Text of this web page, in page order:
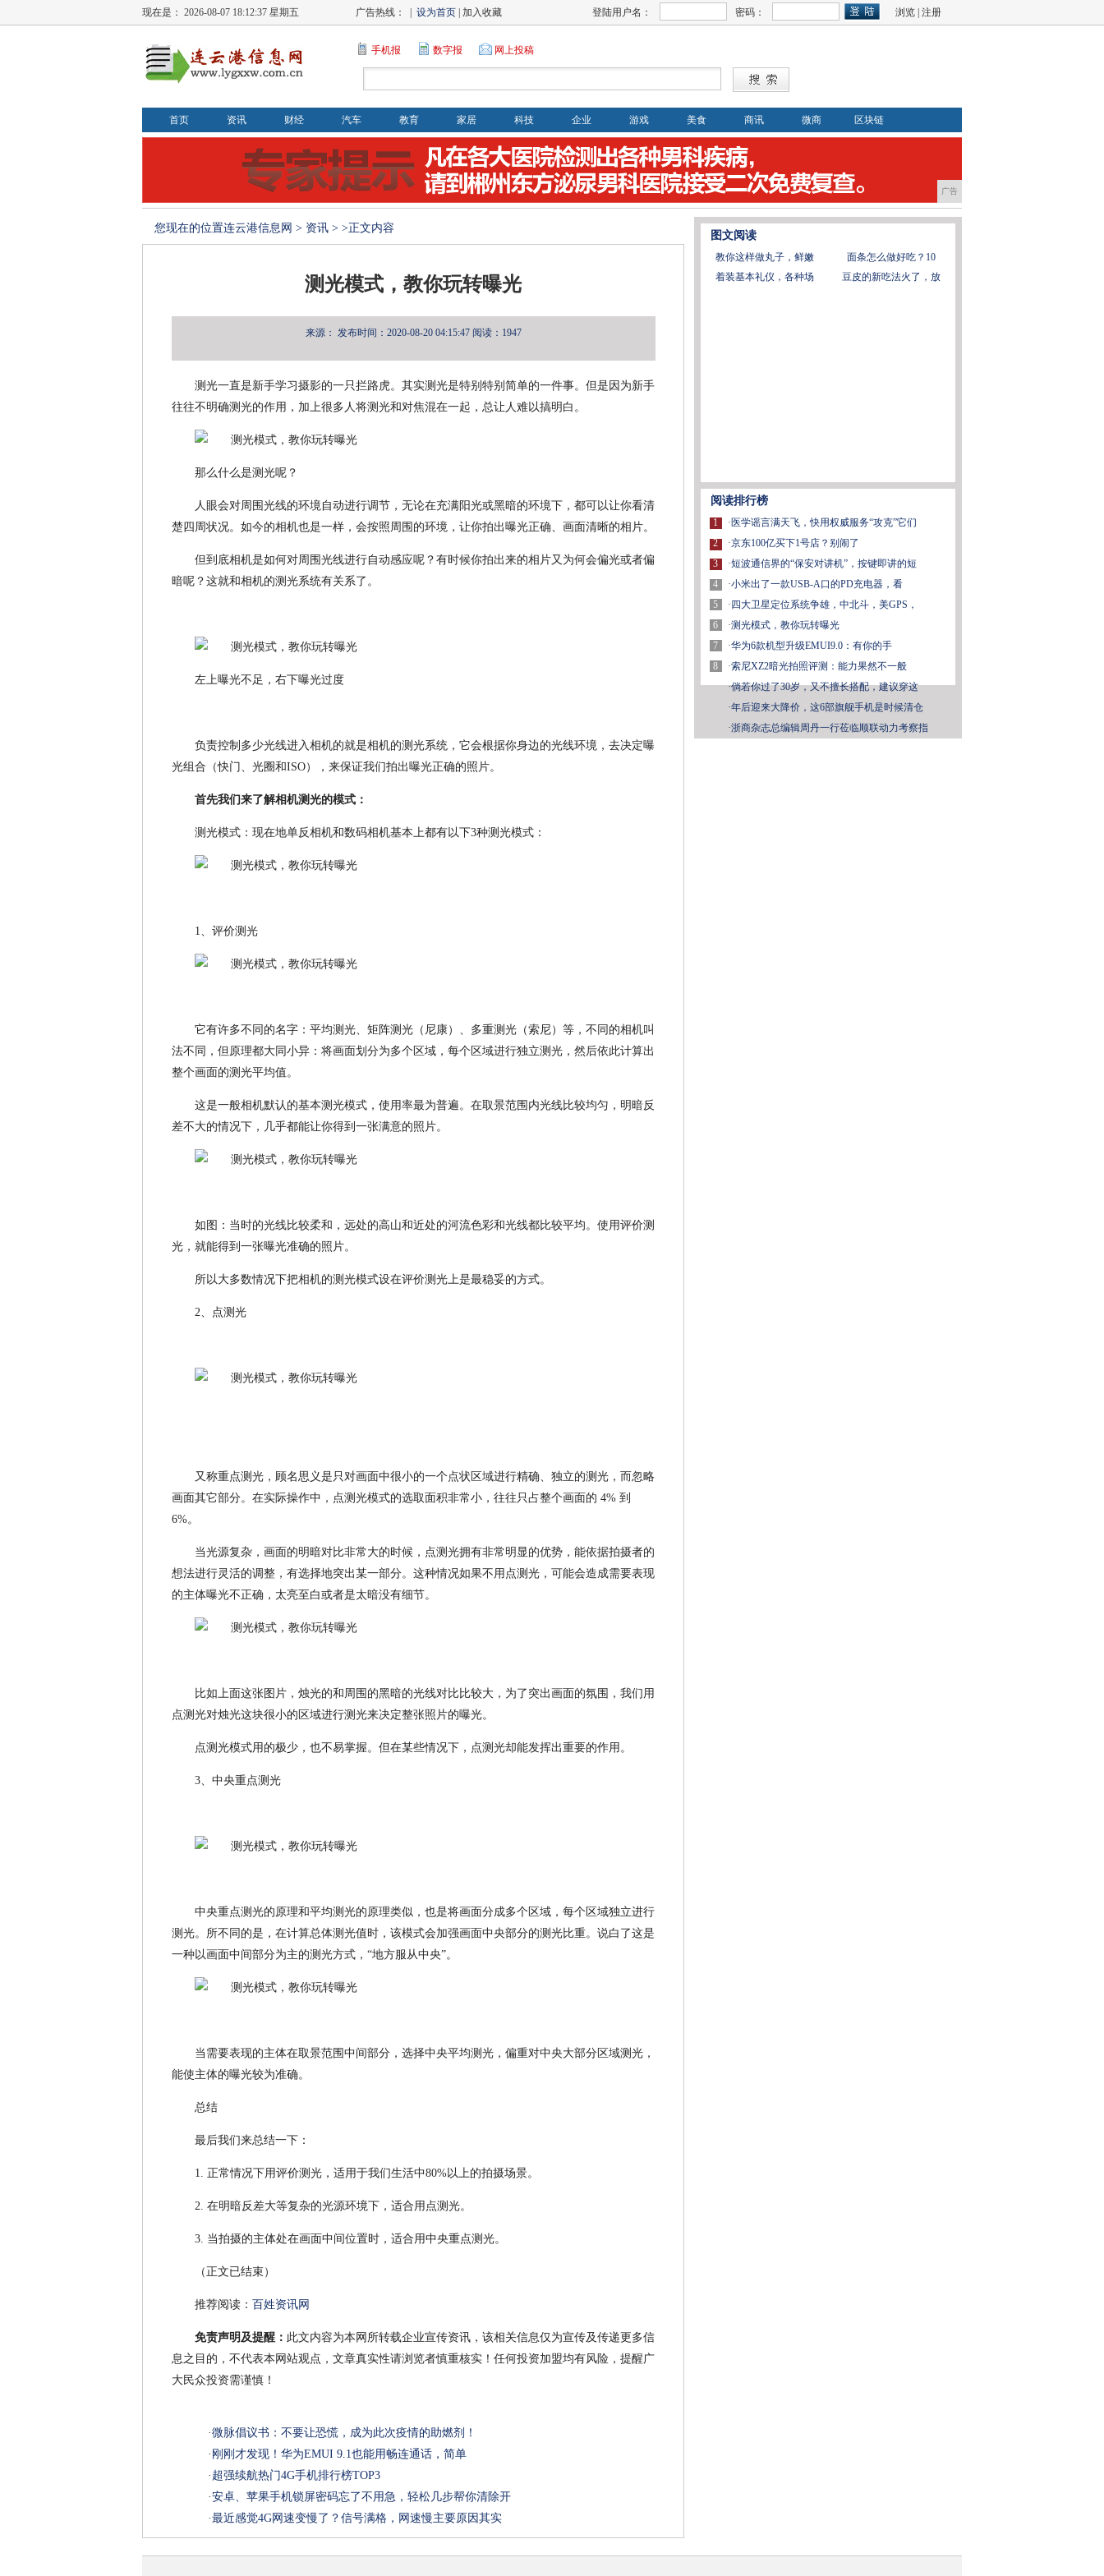
现在是： 2026-08-07 18:12:37 星期五 广告热线： | 设为首页 | 加入收藏 登陆用户名： 密码： 浏览 注册
手机报 数字报 网上投稿
首页 资讯 财经 汽车 教育 家居 科技 企业 游戏 美食 商讯 微商 区块链
广告
您现在的位置连云港信息网 > 资讯 > >正文内容
测光模式，教你玩转曝光
来源： 发布时间：2020-08-20 04:15:47 阅读：1947
测光一直是新手学习摄影的一只拦路虎。其实测光是特别特别简单的一件事。但是因为新手
往往不明确测光的作用，加上很多人将测光和对焦混在一起，总让人难以搞明白。
那么什么是测光呢？
人眼会对周围光线的环境自动进行调节，无论在充满阳光或黑暗的环境下，都可以让你看清
楚四周状况。如今的相机也是一样，会按照周围的环境，让你拍出曝光正确、画面清晰的相片。
但到底相机是如何对周围光线进行自动感应呢？有时候你拍出来的相片又为何会偏光或者偏
暗呢？这就和相机的测光系统有关系了。
左上曝光不足，右下曝光过度
负责控制多少光线进入相机的就是相机的测光系统，它会根据你身边的光线环境，去决定曝
光组合（快门、光圈和ISO），来保证我们拍出曝光正确的照片。
首先我们来了解相机测光的模式：
测光模式：现在地单反相机和数码相机基本上都有以下3种测光模式：
1、评价测光
它有许多不同的名字：平均测光、矩阵测光（尼康）、多重测光（索尼）等，不同的相机叫
法不同，但原理都大同小异：将画面划分为多个区域，每个区域进行独立测光，然后依此计算出
整个画面的测光平均值。
这是一般相机默认的基本测光模式，使用率最为普遍。在取景范围内光线比较均匀，明暗反
差不大的情况下，几乎都能让你得到一张满意的照片。
如图：当时的光线比较柔和，远处的高山和近处的河流色彩和光线都比较平均。使用评价测
光，就能得到一张曝光准确的照片。
所以大多数情况下把相机的测光模式设在评价测光上是最稳妥的方式。
2、点测光
又称重点测光，顾名思义是只对画面中很小的一个点状区域进行精确、独立的测光，而忽略
画面其它部分。在实际操作中，点测光模式的选取面积非常小，往往只占整个画面的 4% 到
6%。
当光源复杂，画面的明暗对比非常大的时候，点测光拥有非常明显的优势，能依据拍摄者的
想法进行灵活的调整，有选择地突出某一部分。这种情况如果不用点测光，可能会造成需要表现
的主体曝光不正确，太亮至白或者是太暗没有细节。
比如上面这张图片，烛光的和周围的黑暗的光线对比比较大，为了突出画面的氛围，我们用
点测光对烛光这块很小的区域进行测光来决定整张照片的曝光。
点测光模式用的极少，也不易掌握。但在某些情况下，点测光却能发挥出重要的作用。
3、中央重点测光
中央重点测光的原理和平均测光的原理类似，也是将画面分成多个区域，每个区域独立进行
测光。所不同的是，在计算总体测光值时，该模式会加强画面中央部分的测光比重。说白了这是
一种以画面中间部分为主的测光方式，“地方服从中央”。
当需要表现的主体在取景范围中间部分，选择中央平均测光，偏重对中央大部分区域测光，
能使主体的曝光较为准确。
总结
最后我们来总结一下：
1. 正常情况下用评价测光，适用于我们生活中80%以上的拍摄场景。
2. 在明暗反差大等复杂的光源环境下，适合用点测光。
3. 当拍摄的主体处在画面中间位置时，适合用中央重点测光。
（正文已结束）
推荐阅读： 百姓资讯网
免责声明及提醒： 此文内容为本网所转载企业宣传资讯，该相关信息仅为宣传及传递更多信
息之目的，不代表本网站观点，文章真实性请浏览者慎重核实！任何投资加盟均有风险，提醒广
大民众投资需谨慎！
·微脉倡议书：不要让恐慌，成为此次疫情的助燃剂！
· 刚刚才发现！华为EMUI 9.1也能用畅连通话，简单
· 超强续航热门4G手机排行榜TOP3
·安卓、苹果手机锁屏密码忘了不用急，轻松几步帮你清除开
·最近感觉4G网速变慢了？信号满格，网速慢主要原因其实
图文阅读
教你这样做丸子，鲜嫩
面条怎么做好吃？10
着装基本礼仪，各种场
豆皮的新吃法火了，放
阅读排行榜
1
2
3
4
5
6
7
8
· 医学谣言满天飞，快用权威服务“攻克”它们
·京东100亿买下1号店？别闹了
·短波通信界的“保安对讲机”，按键即讲的短
·小米出了一款USB-A口的PD充电器，看
· 四大卫星定位系统争雄，中北斗，美GPS，
·测光模式，教你玩转曝光
·华为6款机型升级EMUI9.0：有你的手
·索尼XZ2暗光拍照评测：能力果然不一般
·倘若你过了30岁，又不擅长搭配，建议穿这
·年后迎来大降价，这6部旗舰手机是时候清仓
·浙商杂志总编辑周丹一行莅临顺联动力考察指